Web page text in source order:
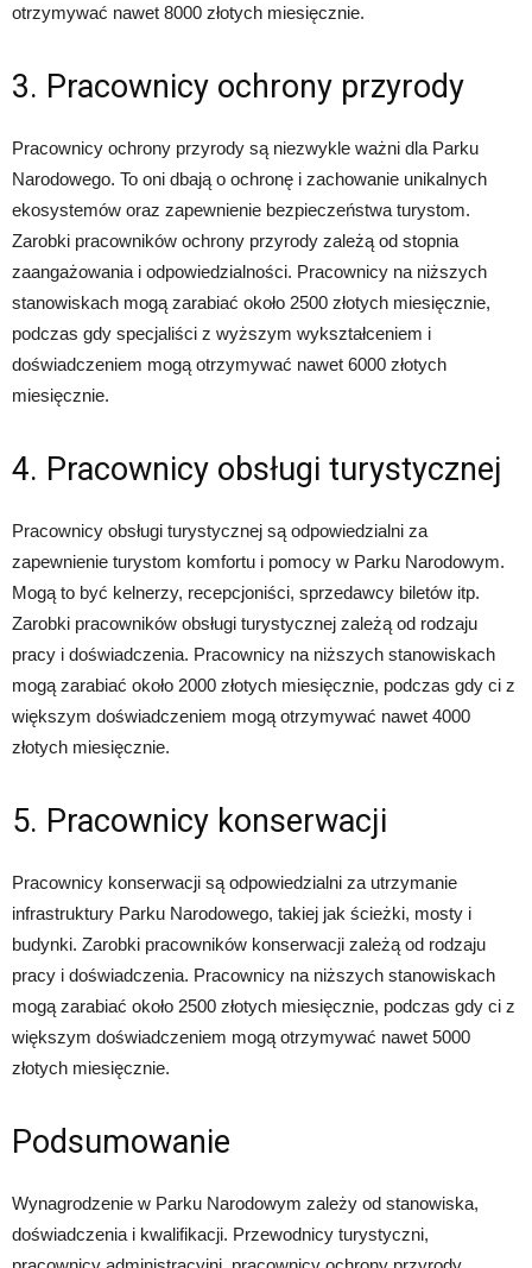
otrzymywać nawet 8000 złotych miesięcznie.
3. Pracownicy ochrony przyrody
Pracownicy ochrony przyrody są niezwykle ważni dla Parku
Narodowego. To oni dbają o ochronę i zachowanie unikalnych
ekosystemów oraz zapewnienie bezpieczeństwa turystom.
Zarobki pracowników ochrony przyrody zależą od stopnia
zaangażowania i odpowiedzialności. Pracownicy na niższych
stanowiskach mogą zarabiać około 2500 złotych miesięcznie,
podczas gdy specjaliści z wyższym wykształceniem i
doświadczeniem mogą otrzymywać nawet 6000 złotych
miesięcznie.
4. Pracownicy obsługi turystycznej
Pracownicy obsługi turystycznej są odpowiedzialni za
zapewnienie turystom komfortu i pomocy w Parku Narodowym.
Mogą to być kelnerzy, recepcjoniści, sprzedawcy biletów itp.
Zarobki pracowników obsługi turystycznej zależą od rodzaju
pracy i doświadczenia. Pracownicy na niższych stanowiskach
mogą zarabiać około 2000 złotych miesięcznie, podczas gdy ci z
większym doświadczeniem mogą otrzymywać nawet 4000
złotych miesięcznie.
5. Pracownicy konserwacji
Pracownicy konserwacji są odpowiedzialni za utrzymanie
infrastruktury Parku Narodowego, takiej jak ścieżki, mosty i
budynki. Zarobki pracowników konserwacji zależą od rodzaju
pracy i doświadczenia. Pracownicy na niższych stanowiskach
mogą zarabiać około 2500 złotych miesięcznie, podczas gdy ci z
większym doświadczeniem mogą otrzymywać nawet 5000
złotych miesięcznie.
Podsumowanie
Wynagrodzenie w Parku Narodowym zależy od stanowiska,
doświadczenia i kwalifikacji. Przewodnicy turystyczni,